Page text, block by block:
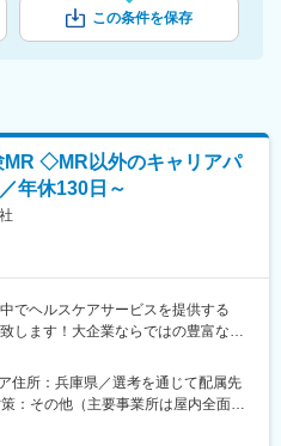
この条件を保存
MR ◇MR以外のキャリアパ
年休130日～
でヘルスケアサービスを提供する
します！大企業ならではの豊富なキ
住所：兵庫県／選考を通じて配属先
：その他（主要事業所は屋内全面禁